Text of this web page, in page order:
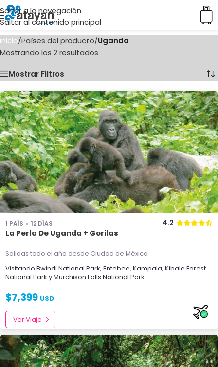
Saltar a la navegación
Saltar al contenido principal
Inicio/Países del producto/Uganda
Mostrando los 2 resultados
Mostrar Filtros
1 PAÍS 12 DÍAS 4.2
La Perla De Uganda + Gorilas
Salidas todo el año desde Ciudad de México
Visitando Bwindi National Park, Entebee, Kampala, Kibale Forest
National Park yMurchison Falls National Park
$7,399 USD
Ver Viaje